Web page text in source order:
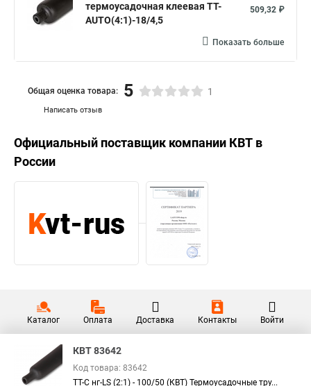
термоусадочная клеевая ТТ-
AUTO(4:1)-18/4,5
509,32 ₽
Показать больше
Написать отзыв
Общая оценка товара: 5 1
Официальный поставщик компании КВТ в
России
Каталог Оплата Доставка Контакты Войти
КВТ 83642
Код товара: 83642
ТТ-С нг-LS (2:1) - 100/50 (КВТ) Термоусадочные тру...